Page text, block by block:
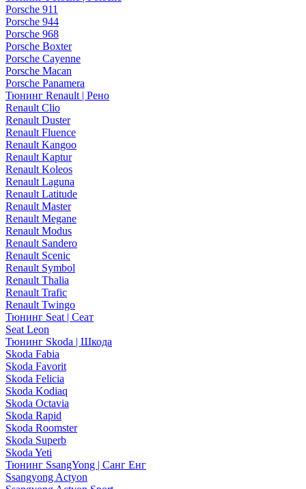
Porsche 911
Porsche 944
Porsche 968
Porsche Boxter
Porsche Cayenne
Porsche Macan
Porsche Panamera
Тюнинг Renault | Рено
Renault Clio
Renault Duster
Renault Fluence
Renault Kangoo
Renault Kaptur
Renault Koleos
Renault Laguna
Renault Latitude
Renault Master
Renault Megane
Renault Modus
Renault Sandero
Renault Scenic
Renault Symbol
Renault Thalia
Renault Trafic
Renault Twingo
Тюнинг Seat | Сеат
Seat Leon
Тюнинг Skoda | Шкода
Skoda Fabia
Skoda Favorit
Skoda Felicia
Skoda Kodiaq
Skoda Octavia
Skoda Rapid
Skoda Roomster
Skoda Superb
Skoda Yeti
Тюнинг SsangYong | Санг Енг
Ssangyong Actyon